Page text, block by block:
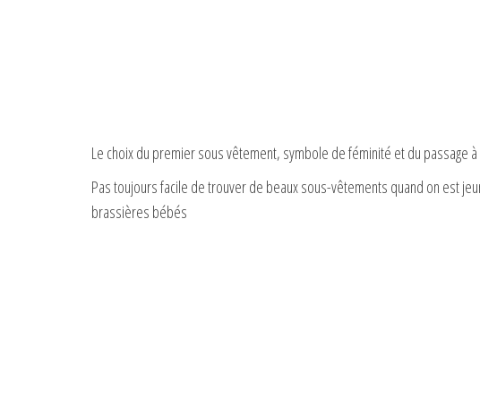
Le choix du premier sous vêtement, symbole de féminité et du passage
Pas toujours facile de trouver de beaux sous-vêtements quand on est
brassières bébés